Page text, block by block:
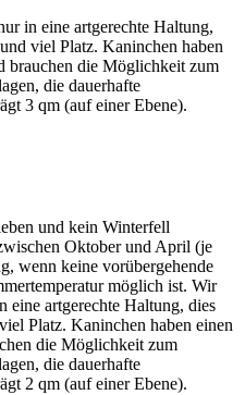
in eine artgerechte Haltung,
viel Platz. Kaninchen haben
brauchen die Möglichkeit zum
die dauerhafte
3 qm (auf einer Ebene).
und kein Winterfell
Oktober und April (je
wenn keine vorübergehende
möglich ist. Wir
eine artgerechte Haltung, dies
Platz. Kaninchen haben einen
die Möglichkeit zum
die dauerhafte
2 qm (auf einer Ebene).